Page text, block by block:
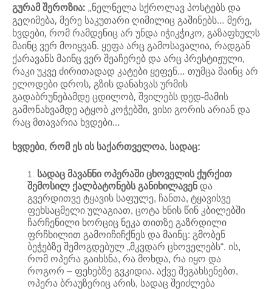
გურამ შეროზია: „ნელნელა სქროლავ პოსტებს და
გეღიმება, მერე საკუთარი ღიმილიც გაშინებს… მერე,
ხვდები, რომ რამდენიც არ უნდა იჭიკჭიკო, გაზაფხულს
მაინც ვერ მოიყვან. ყეფა არც გამოსავალია, რადგან
ქარავანს მაინც ვერ შეაჩერებ და არც პრესტიჟული,
რაკი უკვე ძირითადად კატები ყეფენ… თუმცა მაინც არ
ელოდები დროს, გზის დანახვას ურმის
გადაბრუნებამდე ცდილობ, შვილებს დედ-მამის
გამონახვამდე ატყობ კოჭებში, ვისი გორის არიან და
რაც მთავარია ხვდები…
ხვდები, რომ ეს ის საქართველოა, სადაც:
სადაც მავანნი ოპერაში ცხოველის ქურქით
შემოსილ ქალბატონებს განიხილავენდა
გვერდითვე ტყავის საფულე, ჩანთა, ტყავისვე
ფეხსაცმელი ულაგიათ, ცოტა ხნის წინ კბილებში
ჩარჩენილი ხორციც ნეკა თითზე გაზრდილი
ფრჩხილით გამოიჩიჩქნეს და მაინც: გმობენ
ბეჭებზე შემოგდებულ „მკვდარ ცხოველებს“. ის,
რომ ოპერა გაიხსნა, რა მოხდა, რა იყო და
როგორ – ფეხებზე გვკიდია. აქვე შეგახსენებთ,
ოპერა ბრაუზერიც არის, სადაც შეიძლება